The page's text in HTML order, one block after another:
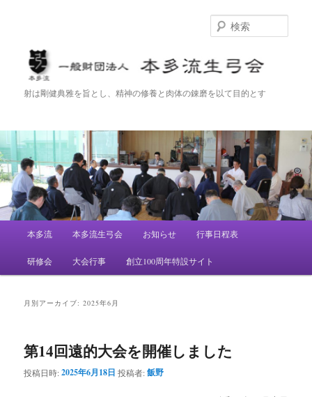
一般財団法人 本多流生弓会
射は剛健典雅を旨とし、精神の修養と肉体の錬磨を以て目的とす
索
メ
イ
ン
サ
ブ
テ
本多流 本多流生弓会 お知らせ 行事日程表
研修会 大会行事 創立100周年特設サイト
月別アーカイブ:2025年6月
第14回遠的大会を開催しました
投稿日時:2025年6月18日 投稿者:飯野